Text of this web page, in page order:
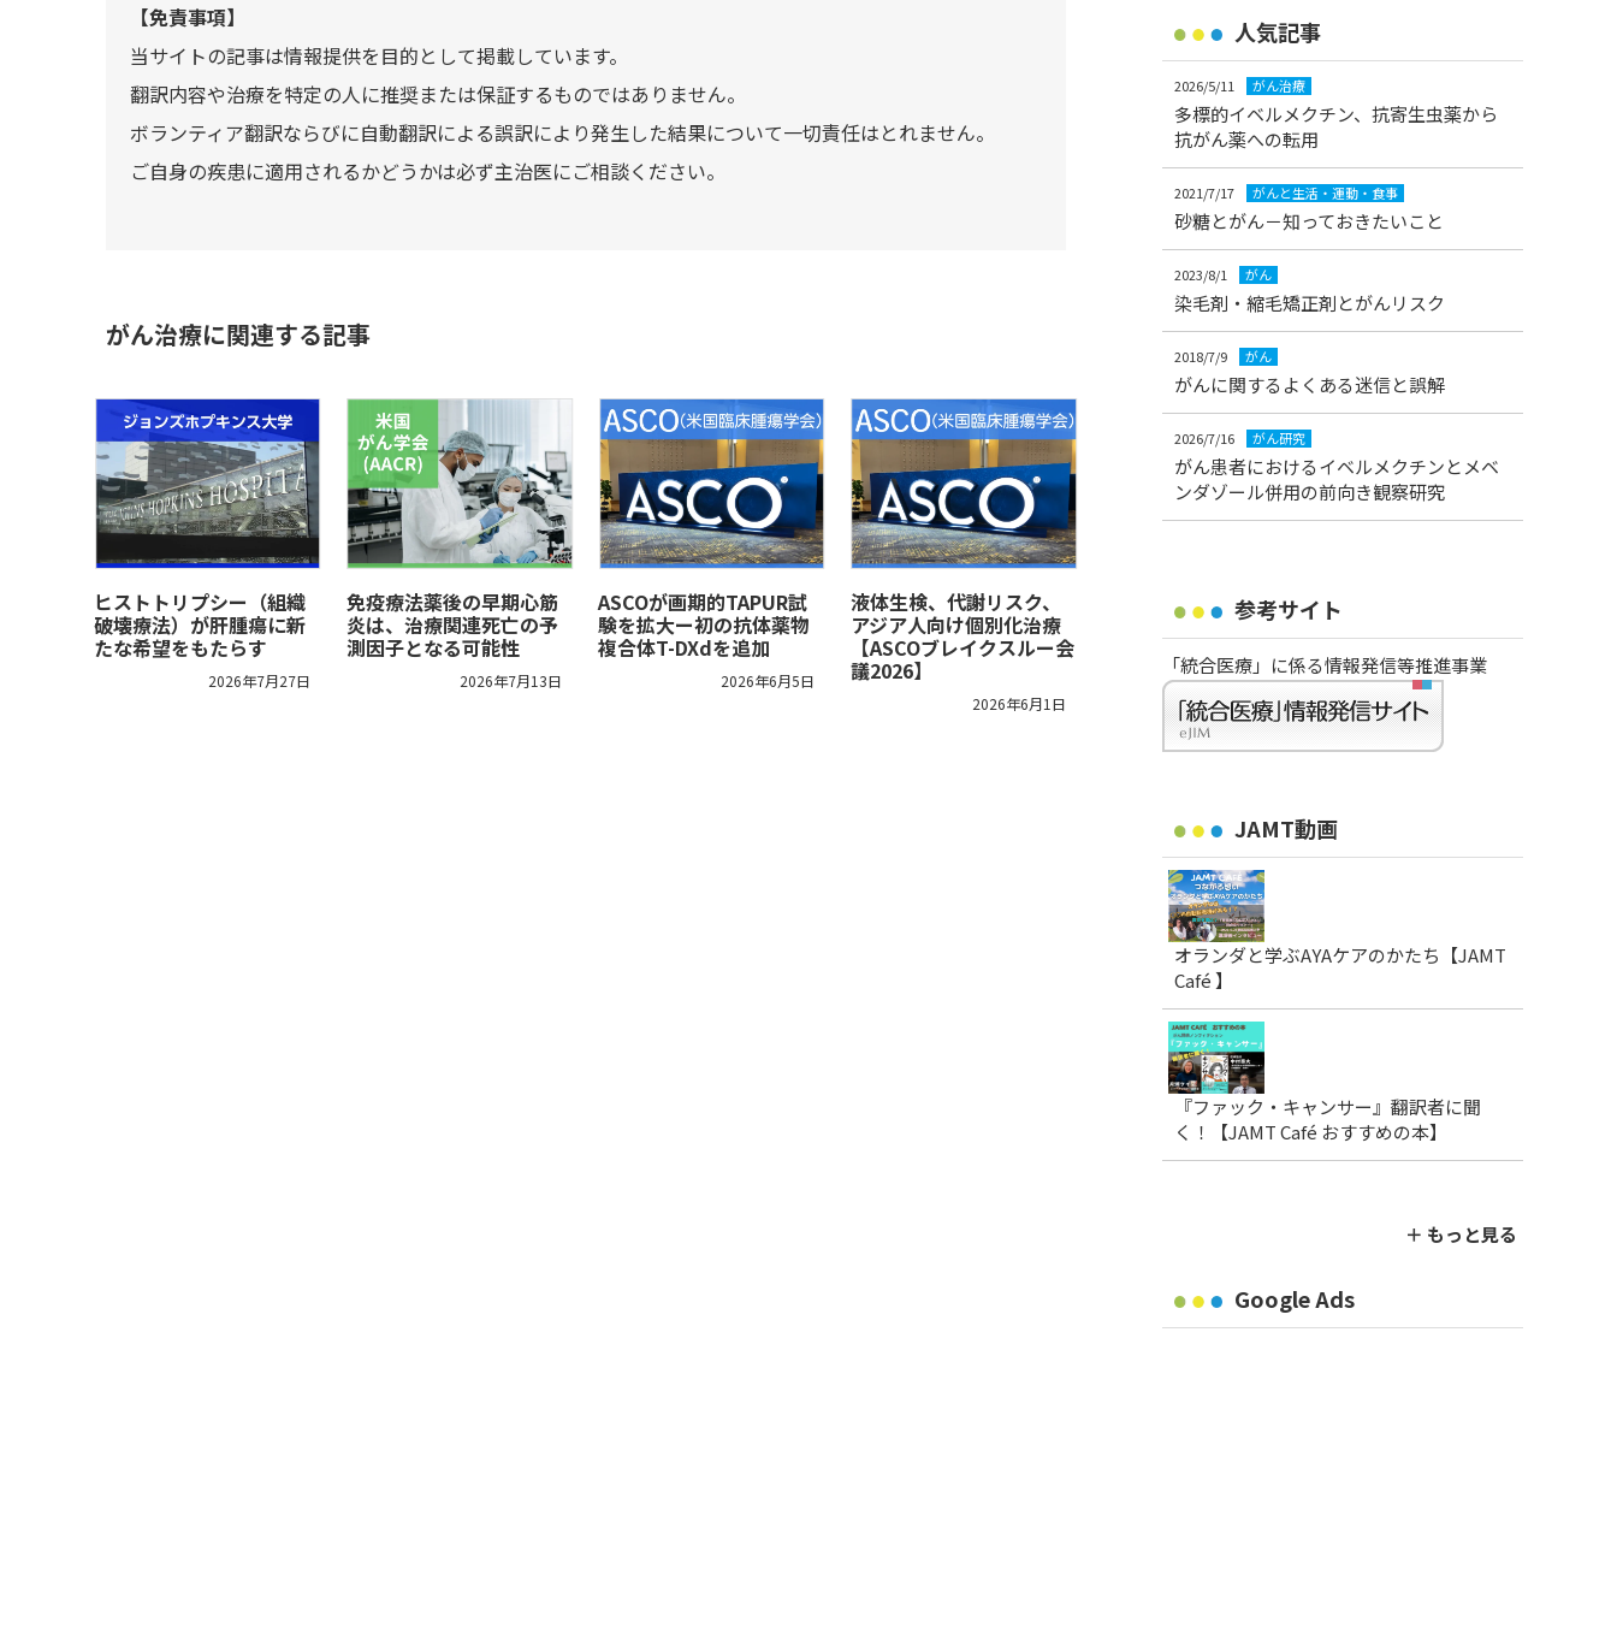
【免責事項】
当サイトの記事は情報提供を目的として掲載しています。
翻訳内容や治療を特定の人に推奨または保証するものではありません。
ボランティア翻訳ならびに自動翻訳による誤訳により発生した結果について一切責任はとれません。
ご自身の疾患に適用されるかどうかは必ず主治医にご相談ください。
がん治療に関連する記事
ヒストトリプシー（組織
破壊療法）が肝腫瘍に新
たな希望をもたらす
2026年7月27日
免疫療法薬後の早期心筋
炎は、治療関連死亡の予
測因子となる可能性
2026年7月13日
ASCOが画期的TAPUR試
験を拡大ー初の抗体薬物
複合体T-DXdを追加
2026年6月5日
液体生検、代謝リスク、
アジア人向け個別化治療
【ASCOブレイクスルー会
議2026】
2026年6月1日
人気記事
2026/5/11 がん治療
多標的イベルメクチン、抗寄生虫薬から
抗がん薬への転用
2021/7/17 がんと生活・運動・食事
砂糖とがん－知っておきたいこと
2023/8/1 がん
染毛剤・縮毛矯正剤とがんリスク
2018/7/9 がん
がんに関するよくある迷信と誤解
2026/7/16 がん研究
がん患者におけるイベルメクチンとメベ
ンダゾール併用の前向き観察研究
参考サイト
「統合医療」に係る情報発信等推進事業
JAMT動画
オランダと学ぶAYAケアのかたち【JAMT
Café 】
『ファック・キャンサー』翻訳者に聞
く！【JAMT Café おすすめの本】
＋ もっと見る
Google Ads